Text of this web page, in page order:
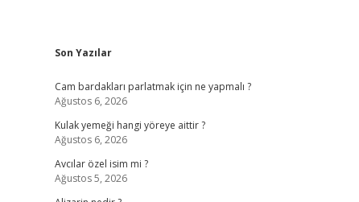
Sidebar
Son Yazılar
Cam bardakları parlatmak için ne yapmalı ?
Ağustos 6, 2026
Kulak yemeği hangi yöreye aittir ?
Ağustos 6, 2026
Avcılar özel isim mi ?
Ağustos 5, 2026